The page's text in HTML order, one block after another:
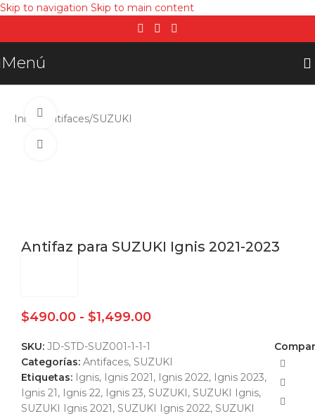
Skip to navigation Skip to main content
Menú
Inicio/ Antifaces/SUZUKI
Ver video
Antifaz para SUZUKI Ignis 2021-2023
$490.00 - $1,499.00
SKU: JD-STD-SUZ001-1-1-1
Categorías: Antifaces, SUZUKI
Etiquetas: Ignis, Ignis 2021 , Ignis 2022, Ignis 2023,
Ignis 21 , Ignis 22, Ignis 23, SUZUKI , SUZUKI Ignis,
SUZUKI Ignis 2021 , SUZUKI Ignis 2022, SUZUKI